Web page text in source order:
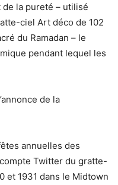
la pureté – utilisé
ciel Art déco de 102
du Ramadan – le
pendant lequel les
de la
annuelles des
Twitter du gratte-
et 1931 dans le Midtown